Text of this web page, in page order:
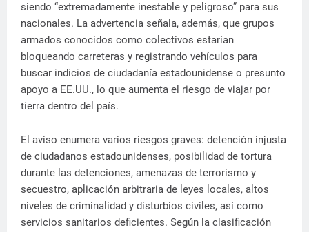
siendo “extremadamente inestable y peligroso” para sus
nacionales. La advertencia señala, además, que grupos
armados conocidos como colectivos estarían
bloqueando carreteras y registrando vehículos para
buscar indicios de ciudadanía estadounidense o presunto
apoyo a EE.UU., lo que aumenta el riesgo de viajar por
tierra dentro del país.
El aviso enumera varios riesgos graves: detención injusta
de ciudadanos estadounidenses, posibilidad de tortura
durante las detenciones, amenazas de terrorismo y
secuestro, aplicación arbitraria de leyes locales, altos
niveles de criminalidad y disturbios civiles, así como
servicios sanitarios deficientes. Según la clasificación